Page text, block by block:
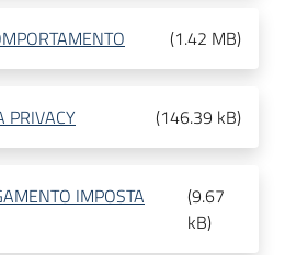
(1.42 MB)
PRIVACY (146.39 kB)
IMPOSTA
(9.67
kB)